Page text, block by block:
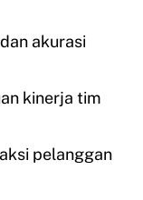
akurasi
kinerja tim
pelanggan